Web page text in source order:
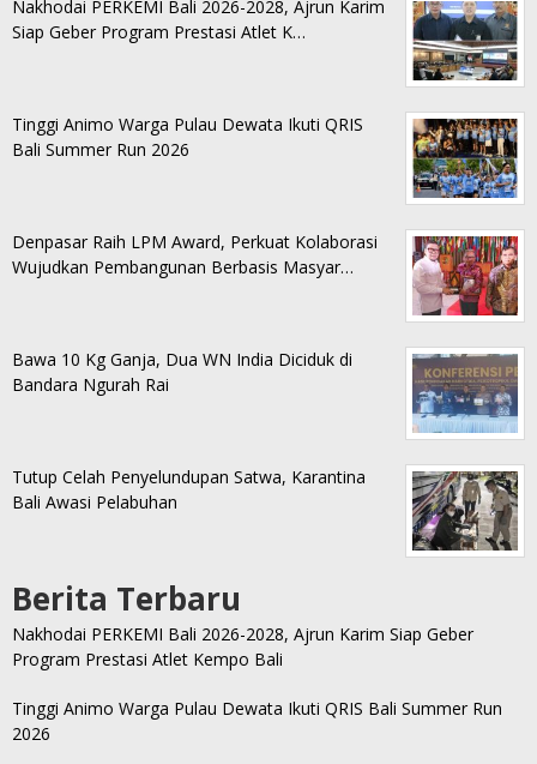
Nakhodai PERKEMI Bali 2026-2028, Ajrun Karim
Siap Geber Program Prestasi Atlet K…
Tinggi Animo Warga Pulau Dewata Ikuti QRIS
Bali Summer Run 2026
Denpasar Raih LPM Award, Perkuat Kolaborasi
Wujudkan Pembangunan Berbasis Masyar…
Bawa 10 Kg Ganja, Dua WN India Diciduk di
Bandara Ngurah Rai
Tutup Celah Penyelundupan Satwa, Karantina
Bali Awasi Pelabuhan
Berita Terbaru
Nakhodai PERKEMI Bali 2026-2028, Ajrun Karim Siap Geber
Program Prestasi Atlet Kempo Bali
Tinggi Animo Warga Pulau Dewata Ikuti QRIS Bali Summer Run
2026